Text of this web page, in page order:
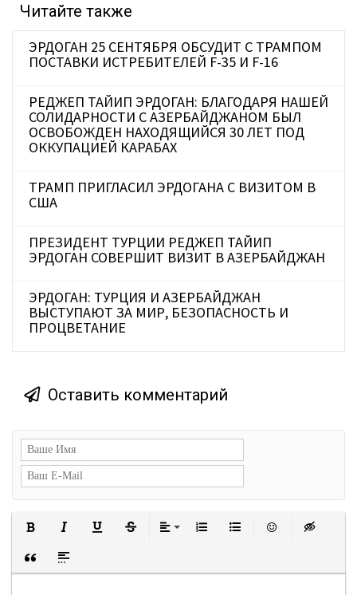
Читайте также
ЭРДОГАН 25 СЕНТЯБРЯ ОБСУДИТ С ТРАМПОМ
ПОСТАВКИ ИСТРЕБИТЕЛЕЙ F-35 И F-16
РЕДЖЕП ТАЙИП ЭРДОГАН: БЛАГОДАРЯ НАШЕЙ
СОЛИДАРНОСТИ С АЗЕРБАЙДЖАНОМ БЫЛ
ОСВОБОЖДЕН НАХОДЯЩИЙСЯ 30 ЛЕТ ПОД
ОККУПАЦИЕЙ КАРАБАХ
ТРАМП ПРИГЛАСИЛ ЭРДОГАНА С ВИЗИТОМ В
США
ПРЕЗИДЕНТ ТУРЦИИ РЕДЖЕП ТАЙИП
ЭРДОГАН СОВЕРШИТ ВИЗИТ В АЗЕРБАЙДЖАН
ЭРДОГАН: ТУРЦИЯ И АЗЕРБАЙДЖАН
ВЫСТУПАЮТ ЗА МИР, БЕЗОПАСНОСТЬ И
ПРОЦВЕТАНИЕ
Оставить комментарий
Вставка цитаты
Вставка спойлера